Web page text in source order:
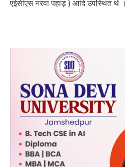
एईसीएस नरवा पहाड़ ) आदि उपस्थित थे ।